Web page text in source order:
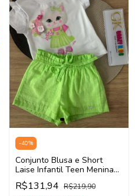
-40%
Conjunto Blusa e Short
Laise Infantil Teen Menina
Kukiê 88178 (Branco/Verde)
R$131,94 R$219,90